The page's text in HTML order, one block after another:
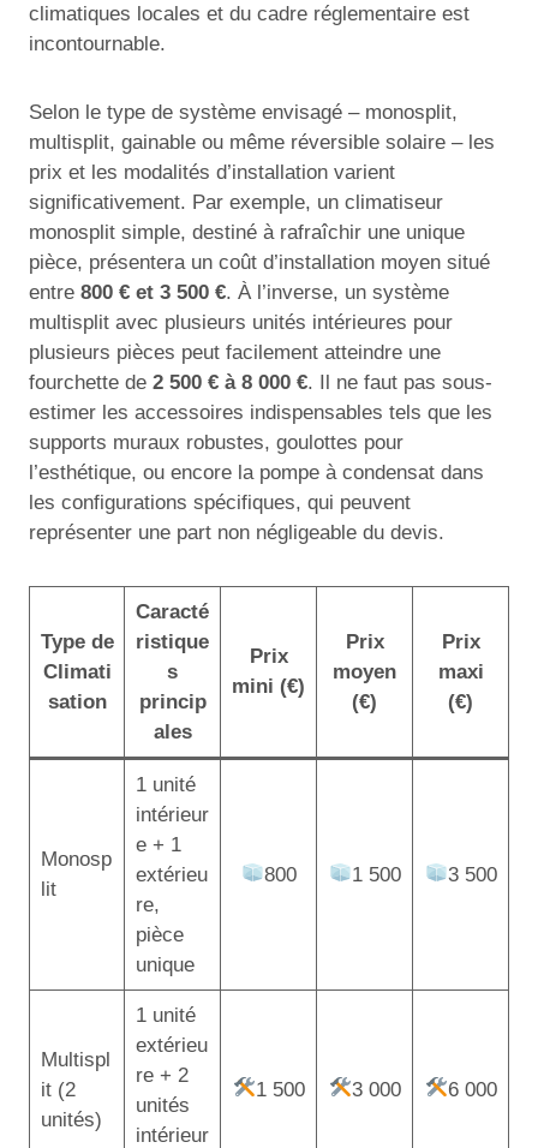
climatiques locales et du cadre réglementaire est
incontournable.
Selon le type de système envisagé – monosplit,
multisplit, gainable ou même réversible solaire – les
prix et les modalités d’installation varient
significativement. Par exemple, un climatiseur
monosplit simple, destiné à rafraîchir une unique
pièce, présentera un coût d’installation moyen situé
entre 800 € et 3 500 €. À l’inverse, un système
multisplit avec plusieurs unités intérieures pour
plusieurs pièces peut facilement atteindre une
fourchette de 2 500 € à 8 000 €. Il ne faut pas sous-
estimer les accessoires indispensables tels que les
supports muraux robustes, goulottes pour
l’esthétique, ou encore la pompe à condensat dans
les configurations spécifiques, qui peuvent
représenter une part non négligeable du devis.
Type de
Climati
sation
Caracté
ristique
s
princip
ales
Prix
mini (€)
Prix
moyen
(€)
Prix
maxi
(€)
Monosp
lit
1 unité
intérieur
e + 1
extérieu
re,
pièce
unique
800 1 500 3 500
Multispl
it (2
unités)
1 unité
extérieu
re + 2
unités
intérieur
1 500 3 000 6 000